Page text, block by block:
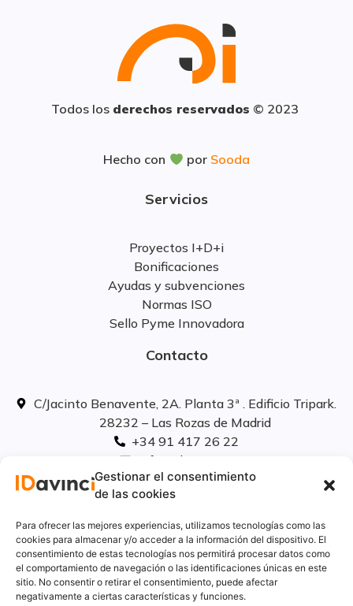
Gestionar el consentimiento
de las cookies
Para ofrecer las mejores experiencias, utilizamos tecnologías como las
cookies para almacenar y/o acceder a la información del dispositivo. El
consentimiento de estas tecnologías nos permitirá procesar datos como
el comportamiento de navegación o las identificaciones únicas en este
sitio. No consentir o retirar el consentimiento, puede afectar
negativamente a ciertas características y funciones.
Todos los derechos reservados © 2023
Hecho con por Sooda
Servicios
Proyectos I+D+i
Bonificaciones
Ayudas y subvenciones
Normas ISO
Sello Pyme Innovadora
Contacto
C/Jacinto Benavente, 2A. Planta 3ª . Edificio Tripark.
28232 – Las Rozas de Madrid
+34 91 417 26 22
info@idavinci.es
linkedIn
Aviso Legal
Privacidad
Cookies